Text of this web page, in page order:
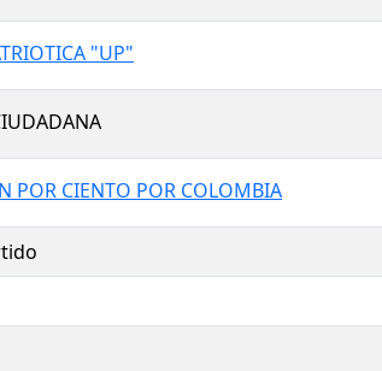
"UP"
POR CIENTO POR COLOMBIA